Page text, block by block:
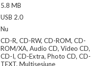
5.8 MB
USB 2.0
Nu
CD-R, CD-RW, CD-ROM, CD-
ROM/XA, Audio CD, Video CD,
CD-I, CD-Extra, Photo CD, CD-
TEXT, Multisesiune